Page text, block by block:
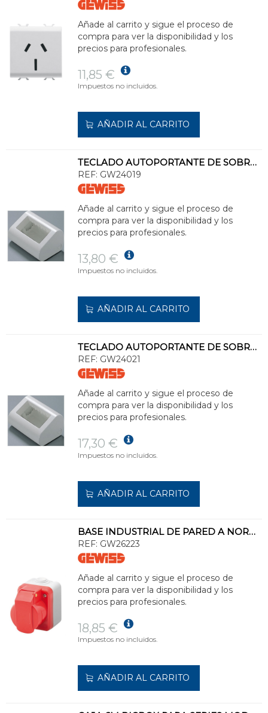
Añade al carrito y sigue el proceso de
compra para ver la disponibilidad y los
precios para profesionales.
11,85 €
Impuestos no incluidos.
AÑADIR AL CARRITO
TECLADO AUTOPORTANTE DE SOBREMESA 4 MÓDULOS EN NEGRO TÓNER
REF: GW24019
Añade al carrito y sigue el proceso de
compra para ver la disponibilidad y los
precios para profesionales.
13,80 €
Impuestos no incluidos.
AÑADIR AL CARRITO
TECLADO AUTOPORTANTE DE SOBREMESA 6 MÓDULOS EN NEGRO TÓNER
REF: GW24021
Añade al carrito y sigue el proceso de
compra para ver la disponibilidad y los
precios para profesionales.
17,30 €
Impuestos no incluidos.
AÑADIR AL CARRITO
BASE INDUSTRIAL DE PARED A NORMA IEC 309 3P+T 220V GRIS RAL7035 IP44
REF: GW26223
Añade al carrito y sigue el proceso de
compra para ver la disponibilidad y los
precios para profesionales.
18,85 €
Impuestos no incluidos.
AÑADIR AL CARRITO